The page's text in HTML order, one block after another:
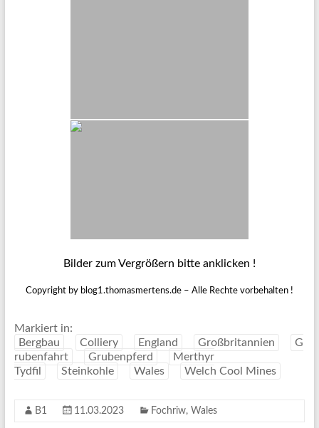
Bilder zum Vergrößern bitte anklicken !
Copyright by blog1.thomasmertens.de – Alle Rechte vorbehalten !
Markiert in:
Bergbau
Colliery England Großbritannien
G
rubenfahrt
Grubenpferd
Merthyr
Tydfil
Steinkohle Wales Welch Cool Mines
B1 11.03.2023 Fochriw, Wales